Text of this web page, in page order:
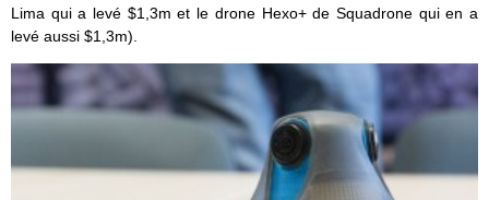
Lima qui a levé $1,3m et le drone Hexo+ de Squadrone qui en a
levé aussi $1,3m).